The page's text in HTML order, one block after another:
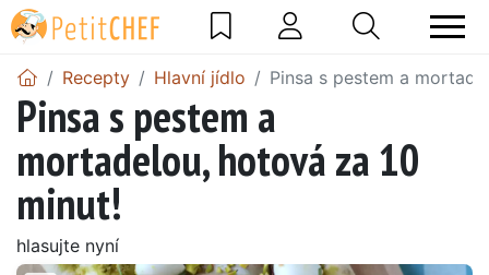
Recepty Hlavní jídlo Pinsa s pestem a
Pinsa s pestem a
mortadelou, hotová za 10
minut!
hlasujte nyní